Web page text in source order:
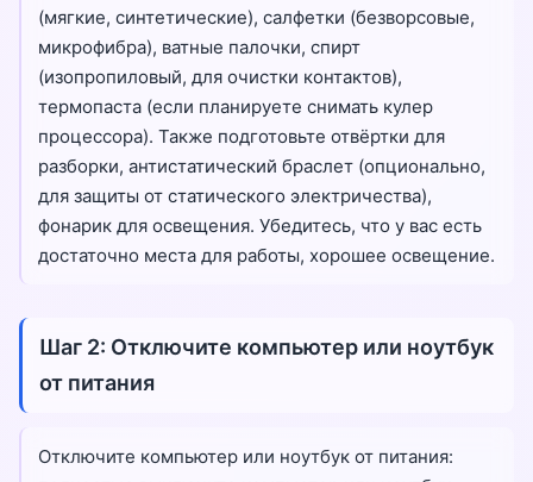
(мягкие, синтетические), салфетки (безворсовые,
микрофибра), ватные палочки, спирт
(изопропиловый, для очистки контактов),
термопаста (если планируете снимать кулер
процессора). Также подготовьте отвёртки для
разборки, антистатический браслет (опционально,
для защиты от статического электричества),
фонарик для освещения. Убедитесь, что у вас есть
достаточно места для работы, хорошее освещение.
Шаг 2: Отключите компьютер или ноутбук
от питания
Отключите компьютер или ноутбук от питания: